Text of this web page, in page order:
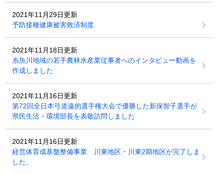
2021年11月29日更新
予防接種健康被害救済制度
2021年11月18日更新
糸魚川地域の若手農林水産業従事者へのインタビュー動画を
作成しました
2021年11月16日更新
第72回全日本弓道遠的選手権大会で優勝した新保智子選手が
県民生活・環境部長を表敬訪問しました
2021年11月16日更新
経営体育成基盤整備事業 川東地区・川東2期地区が完了しま
した。